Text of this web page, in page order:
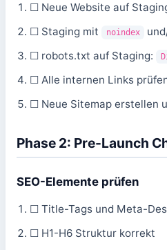
☐ Neue Website auf
☐ Staging mit
noindex
☐ robots.txt auf Staging:
☐ Alle internen Links
☐ Neue Sitemap erstellen
Phase 2: Pre-Launch
SEO-Elemente prüfen
☐ Title-Tags und Meta-
☐ H1-H6 Struktur korrekt